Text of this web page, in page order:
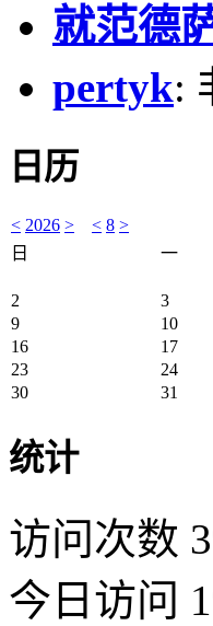
就范德
pertyk:
日历
< 2026 > < 8 >
日
一
2 3
9
10
16
17
23
24
30
31
统计
访问次数
今日访问